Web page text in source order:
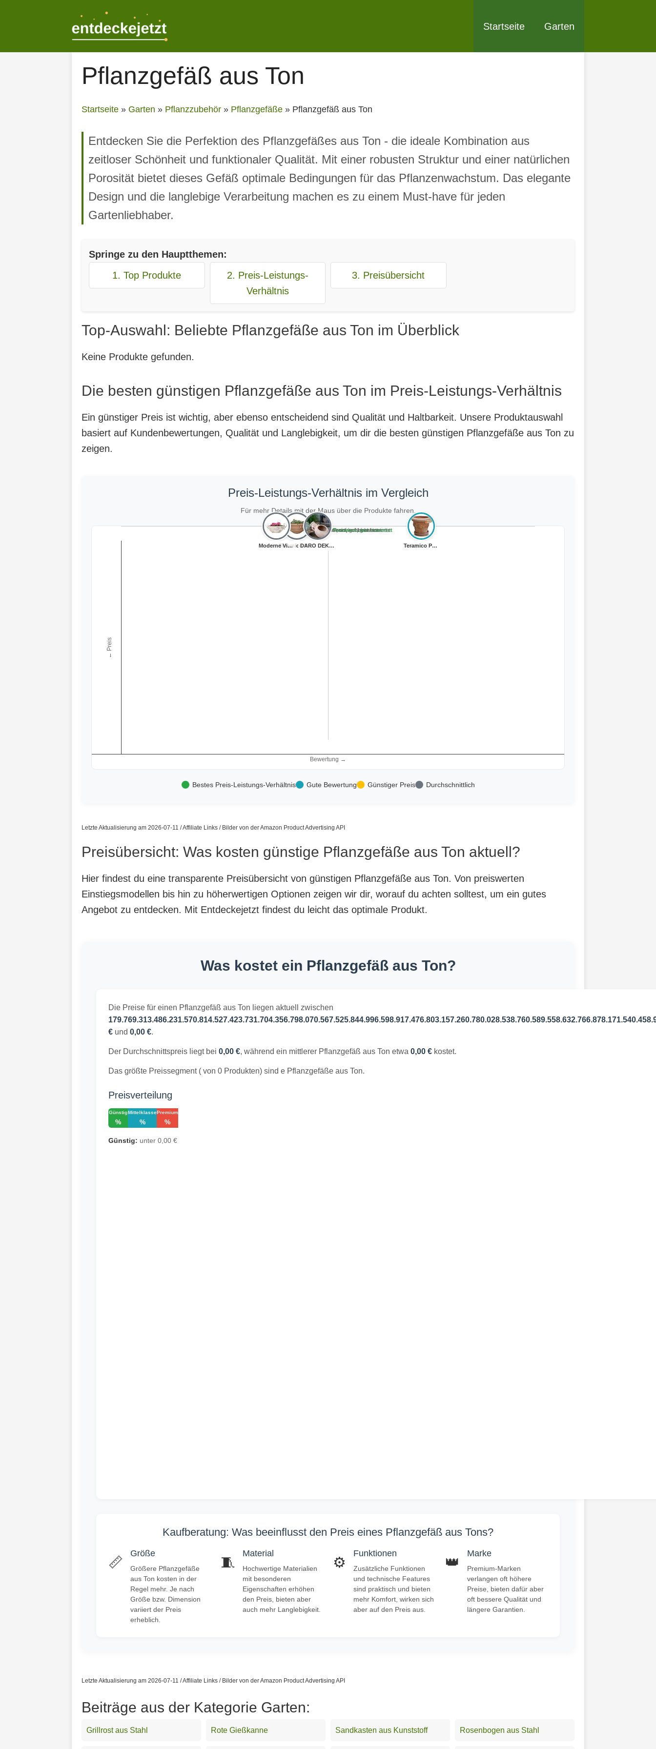
Startseite Garten
Pflanzgefäß aus Ton
Startseite » Garten » Pflanzzubehör » Pflanzgefäße » Pflanzgefäß aus Ton
Entdecken Sie die Perfektion des Pflanzgefäßes aus Ton - die ideale Kombination aus
zeitloser Schönheit und funktionaler Qualität. Mit einer robusten Struktur und einer natürlichen
Porosität bietet dieses Gefäß optimale Bedingungen für das Pflanzenwachstum. Das elegante
Design und die langlebige Verarbeitung machen es zu einem Must-have für jeden
Gartenliebhaber.
Springe zu den Hauptthemen:
1. Top Produkte
2. Preis-Leistungs-
Verhältnis
3. Preisübersicht
Top-Auswahl: Beliebte Pflanzgefäße aus Ton im Überblick
Keine Produkte gefunden.
Die besten günstigen Pflanzgefäße aus Ton im Preis-Leistungs-Verhältnis
Ein günstiger Preis ist wichtig, aber ebenso entscheidend sind Qualität und Haltbarkeit. Unsere Produktauswahl
basiert auf Kundenbewertungen, Qualität und Langlebigkeit, um dir die besten günstigen Pflanzgefäße aus Ton zu
zeigen.
Preis-Leistungs-Verhältnis im Vergleich
Für mehr Details mit der Maus über die Produkte fahren.
Bewertung →
← Preis
Teuer, gut bewertet
Teuer, schlecht bewertet
Preiswert, gut bewertet
Preiswert, schlecht bewertet
Teramico Pflanz...
Teramico Blumen... DARO DEKO Ton P...
Moderne Vintage...
Bestes Preis-Leistungs-Verhältnis Gute Bewertung Günstiger Preis Durchschnittlich
Letzte Aktualisierung am 2026-07-11 / Affiliate Links / Bilder von der Amazon Product Advertising API
Preisübersicht: Was kosten günstige Pflanzgefäße aus Ton aktuell?
Hier findest du eine transparente Preisübersicht von günstigen Pflanzgefäße aus Ton. Von preiswerten
Einstiegsmodellen bis hin zu höherwertigen Optionen zeigen wir dir, worauf du achten solltest, um ein gutes
Angebot zu entdecken. Mit Entdeckejetzt findest du leicht das optimale Produkt.
Was kostet ein Pflanzgefäß aus Ton?
Die Preise für einen Pflanzgefäß aus Ton liegen aktuell zwischen
€ und 0,00 €.
Der Durchschnittspreis liegt bei 0,00 €, während ein mittlerer Pflanzgefäß aus Ton etwa 0,00 € kostet.
Das größte Preissegment ( von 0 Produkten) sind e Pflanzgefäße aus Ton.
Preisverteilung
Günstig
%
Mittelklasse
%
Premium
%
Günstig: unter 0,00 €
Kaufberatung: Was beeinflusst den Preis eines Pflanzgefäß aus Tons?
📏
Größe
Größere Pflanzgefäße
aus Ton kosten in der
Regel mehr. Je nach
Größe bzw. Dimension
variiert der Preis
erheblich.
🧵
Material
Hochwertige Materialien
mit besonderen
Eigenschaften erhöhen
den Preis, bieten aber
auch mehr Langlebigkeit.
⚙️
Funktionen
Zusätzliche Funktionen
und technische Features
sind praktisch und bieten
mehr Komfort, wirken sich
aber auf den Preis aus.
👑
Marke
Premium-Marken
verlangen oft höhere
Preise, bieten dafür aber
oft bessere Qualität und
längere Garantien.
Letzte Aktualisierung am 2026-07-11 / Affiliate Links / Bilder von der Amazon Product Advertising API
Beiträge aus der Kategorie Garten:
Grillrost aus Stahl Rote Gießkanne Sandkasten aus Kunststoff Rosenbogen aus Stahl